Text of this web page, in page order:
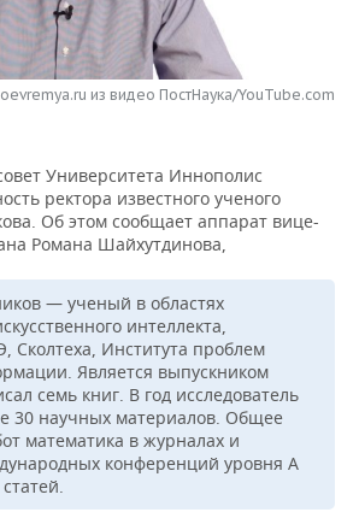
из видео ПостНаука/YouTube.com
Университета Иннополис
ректора известного ученого
Об этом сообщает аппарат вице-
Романа Шайхутдинова,
— ученый в областях
интеллекта,
Сколтеха, Института проблем
Является выпускником
семь книг. В год исследователь
30 научных материалов. Общее
математика в журналах и
конференций уровня A